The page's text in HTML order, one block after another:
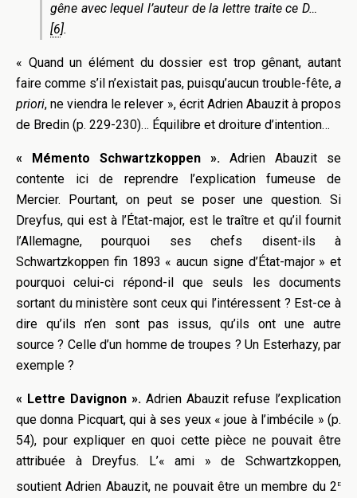
gêne avec lequel l’auteur de la lettre traite ce D…
[6].
« Quand un élément du dossier est trop gênant, autant
faire comme s’il n’existait pas, puisqu’aucun trouble-fête, a
priori, ne viendra le relever », écrit Adrien Abauzit à propos
de Bredin (p. 229-230)… Équilibre et droiture d’intention…
« Mémento Schwartzkoppen ». Adrien Abauzit se
contente ici de reprendre l’explication fumeuse de
Mercier. Pourtant, on peut se poser une question. Si
Dreyfus, qui est à l’État-major, est le traître et qu’il fournit
l’Allemagne, pourquoi ses chefs disent-ils à
Schwartzkoppen fin 1893 « aucun signe d’État-major » et
pourquoi celui-ci répond-il que seuls les documents
sortant du ministère sont ceux qui l’intéressent ? Est-ce à
dire qu’ils n’en sont pas issus, qu’ils ont une autre
source ? Celle d’un homme de troupes ? Un Esterhazy, par
exemple ?
« Lettre Davignon ». Adrien Abauzit refuse l’explication
que donna Picquart, qui à ses yeux « joue à l’imbécile » (p.
54), pour expliquer en quoi cette pièce ne pouvait être
attribuée à Dreyfus. L’« ami » de Schwartzkoppen,
soutient Adrien Abauzit, ne pouvait être un membre du 2e